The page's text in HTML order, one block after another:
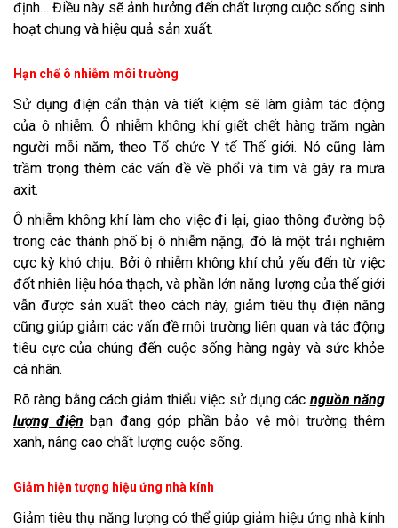
định… Điều này sẽ ảnh hưởng đến chất lượng cuộc sống sinh
hoạt chung và hiệu quả sản xuất.
Hạn chế ô nhiễm môi trường
Sử dụng điện cẩn thận và tiết kiệm sẽ làm giảm tác động
của ô nhiễm. Ô nhiễm không khí giết chết hàng trăm ngàn
người mỗi năm, theo Tổ chức Y tế Thế giới. Nó cũng làm
trầm trọng thêm các vấn đề về phổi và tim và gây ra mưa
axit.
Ô nhiễm không khí làm cho việc đi lại, giao thông đường bộ
trong các thành phố bị ô nhiễm nặng, đó là một trải nghiệm
cực kỳ khó chịu. Bởi ô nhiễm không khí chủ yếu đến từ việc
đốt nhiên liệu hóa thạch, và phần lớn năng lượng của thế giới
vẫn được sản xuất theo cách này, giảm tiêu thụ điện năng
cũng giúp giảm các vấn đề môi trường liên quan và tác động
tiêu cực của chúng đến cuộc sống hàng ngày và sức khỏe
cá nhân.
Rõ ràng bằng cách giảm thiểu việc sử dụng các nguồn năng
lượng điện bạn đang góp phần bảo vệ môi trường thêm
xanh, nâng cao chất lượng cuộc sống.
Giảm hiện tượng hiệu ứng nhà kính
Giảm tiêu thụ năng lượng có thể giúp giảm hiệu ứng nhà kính